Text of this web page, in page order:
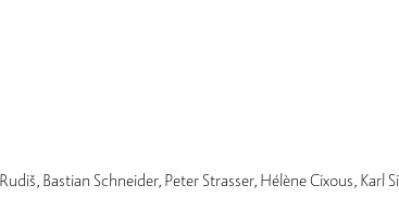
š, Bastian Schneider, Peter Strasser, Hélène Cixous, Karl